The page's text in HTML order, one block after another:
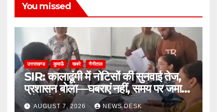
You missed
उत्तराखण्ड कुमाऊँ खबरे नैनीताल
SIR: कालाढूंगी में नोटिसों की सुनवाई तेज,
प्रशासन बोला—घबराएं नहीं, समय पर जमा
करें अभिलेख
AUGUST 7, 2026 NEWS DESK